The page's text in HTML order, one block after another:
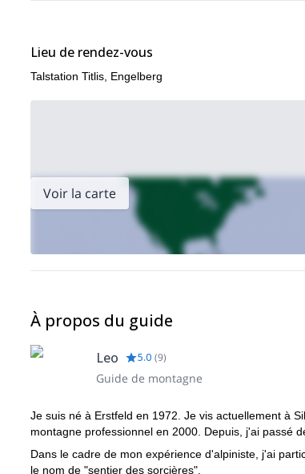
Lieu de rendez-vous
Talstation Titlis, Engelberg
Voir la carte
À propos du guide
Leo 5.0 (9)
Guide de montagne
Je suis né à Erstfeld en 1972. Je vis actuellement à
montagne professionnel en 2000. Depuis, j'ai passé
Dans le cadre de mon expérience d'alpiniste, j'ai
le nom de "sentier des sorcières".